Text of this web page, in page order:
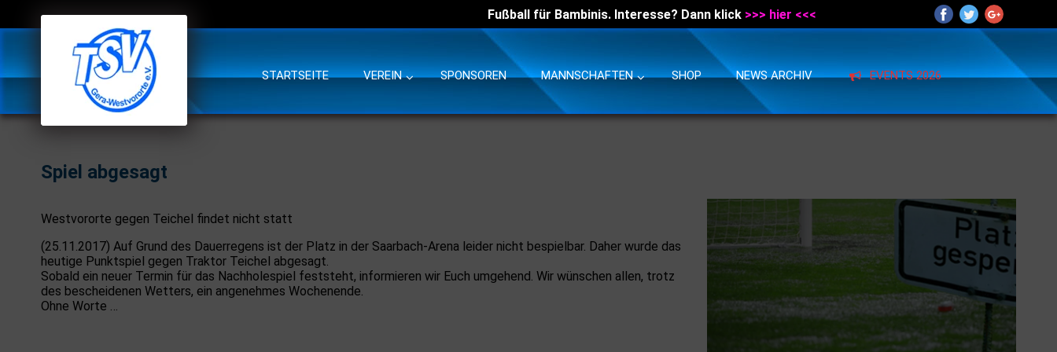
Fußball für Bambinis. Interesse? Dann klick >>> hier <<<
STARTSEITE VEREIN SPONSOREN MANNSCHAFTEN SHOP NEWS ARCHIV EVENTS 2026
Spiel abgesagt
Westvororte gegen Teichel findet nicht statt
(25.11.2017) Auf Grund des Dauerregens ist der Platz in der Saarbach-Arena leider nicht bespielbar. Daher wurde das
heutige Punktspiel gegen Traktor Teichel abgesagt.
Sobald ein neuer Termin für das Nachholespiel feststeht, informieren wir Euch umgehend. Wir wünschen allen, trotz
des bescheidenen Wetters, ein angenehmes Wochenende.
Ohne Worte …